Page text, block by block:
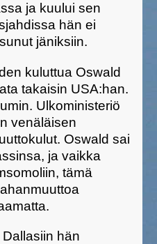
ja kuului sen
hän ei
jäniksiin.
kuluttua Oswald
takaisin USA:han.
Ulkoministeriö
venäläisen
Oswald sai
ja vaikka
tämä
hän